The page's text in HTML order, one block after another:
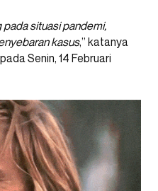
situasi pandemi,
kasus,” katanya
Senin, 14 Februari